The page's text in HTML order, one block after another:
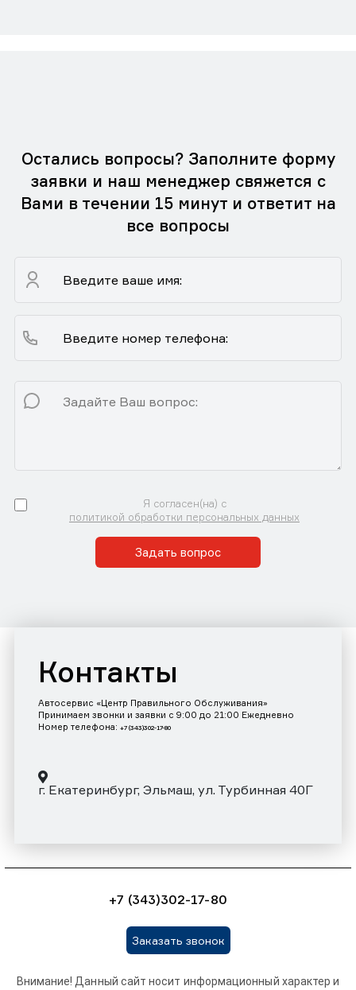
Остались вопросы? Заполните форму
заявки и наш менеджер свяжется с
Вами в течении 15 минут и ответит на
все вопросы
Я согласен(на) с
политикой обработки персональных данных
Задать вопрос
Контакты
Автосервис «Центр Правильного Обслуживания»
Принимаем звонки и заявки с 9:00 до 21:00 Ежедневно
Номер телефона: +7 (343)302-17-80
г. Екатеринбург, Эльмаш, ул. Турбинная 40Г
+7 (343)302-17-80
Заказать звонок
Внимание! Данный сайт носит информационный характер и